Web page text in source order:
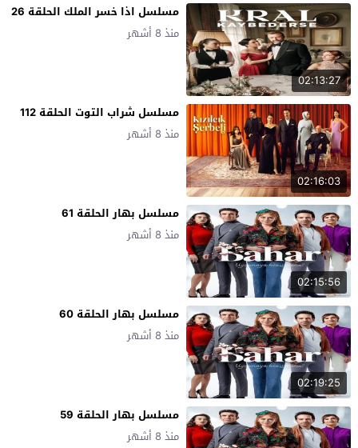
02:13:27
مسلسل اذا خسر الملك الحلقة 26
منذ 8 أشهر
02:16:03
مسلسل شراب التوت الحلقة 112
منذ 8 أشهر
02:15:56
مسلسل بهار الحلقة 61
منذ 8 أشهر
02:19:25
مسلسل بهار الحلقة 60
منذ 8 أشهر
مسلسل بهار الحلقة 59
منذ 8 أشهر